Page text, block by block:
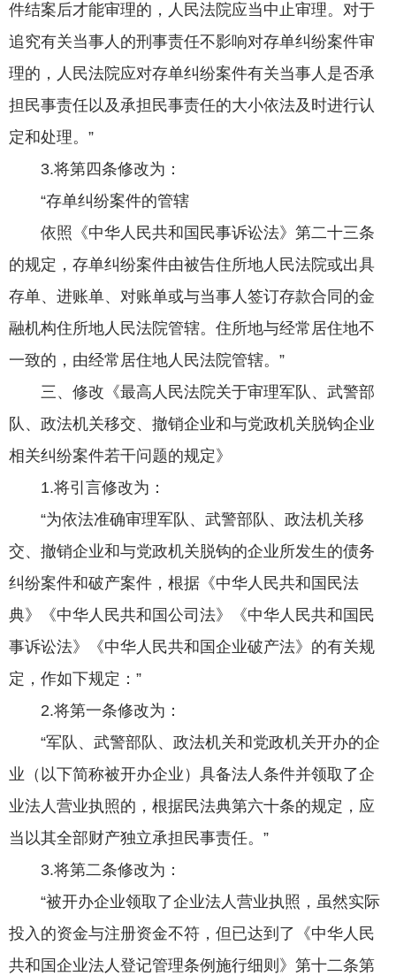
件结案后才能审理的，人民法院应当中止审理。对于
追究有关当事人的刑事责任不影响对存单纠纷案件审
理的，人民法院应对存单纠纷案件有关当事人是否承
担民事责任以及承担民事责任的大小依法及时进行认
定和处理。”
3.将第四条修改为：
“存单纠纷案件的管辖
依照《中华人民共和国民事诉讼法》第二十三条
的规定，存单纠纷案件由被告住所地人民法院或出具
存单、进账单、对账单或与当事人签订存款合同的金
融机构住所地人民法院管辖。住所地与经常居住地不
一致的，由经常居住地人民法院管辖。”
三、修改《最高人民法院关于审理军队、武警部
队、政法机关移交、撤销企业和与党政机关脱钩企业
相关纠纷案件若干问题的规定》
1.将引言修改为：
“为依法准确审理军队、武警部队、政法机关移
交、撤销企业和与党政机关脱钩的企业所发生的债务
纠纷案件和破产案件，根据《中华人民共和国民法
典》《中华人民共和国公司法》《中华人民共和国民
事诉讼法》《中华人民共和国企业破产法》的有关规
定，作如下规定：”
2.将第一条修改为：
“军队、武警部队、政法机关和党政机关开办的企
业（以下简称被开办企业）具备法人条件并领取了企
业法人营业执照的，根据民法典第六十条的规定，应
当以其全部财产独立承担民事责任。”
3.将第二条修改为：
“被开办企业领取了企业法人营业执照，虽然实际
投入的资金与注册资金不符，但已达到了《中华人民
共和国企业法人登记管理条例施行细则》第十二条第